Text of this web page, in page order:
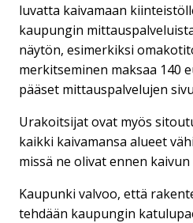
luvatta kaivamaan
kaupungin
näytön, esimerkiksi
merkitseminen maksaa 140
pääset mittauspalvelujen
Urakoitsijat ovat myös
kaikki kaivamansa alueet
missä ne olivat ennen
Kaupunki valvoo, että
tehdään kaupungin